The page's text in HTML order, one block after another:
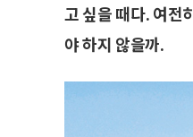
고 싶을 때다. 여전
야 하지 않을까.